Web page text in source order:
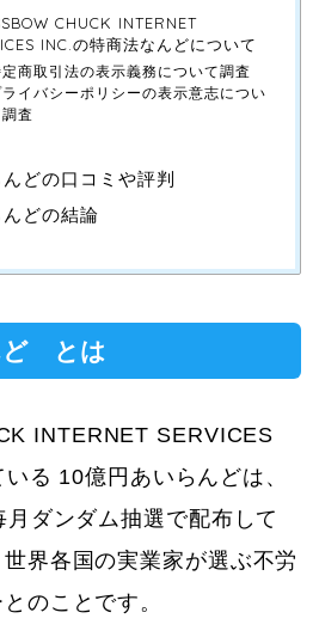
CHUCK INTERNET
INC.の特商法なんどについて
商取引法の表示義務について調査
ライバシーポリシーの表示意志につい
査
どの口コミや評判
どの結論
ど とは
INTERNET SERVICES
る 10億円あいらんどは、
ダンダム抽選で配布して
界各国の実業家が選ぶ不労
のことです。